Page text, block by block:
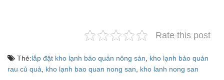
Rate this post
Thẻ:lắp đặt kho lạnh bảo quản nông sản, kho lạnh bảo quản
rau củ quả, kho lạnh bao quan nong san, kho lanh nong san